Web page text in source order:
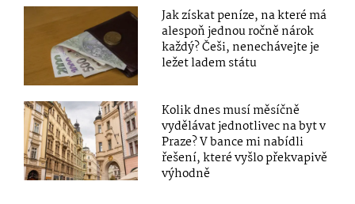
Jak získat peníze, na které má
alespoň jednou ročně nárok
každý? Češi, nenechávejte je
ležet ladem státu
Kolik dnes musí měsíčně
vydělávat jednotlivec na byt v
Praze? V bance mi nabídli
řešení, které vyšlo překvapivě
výhodně